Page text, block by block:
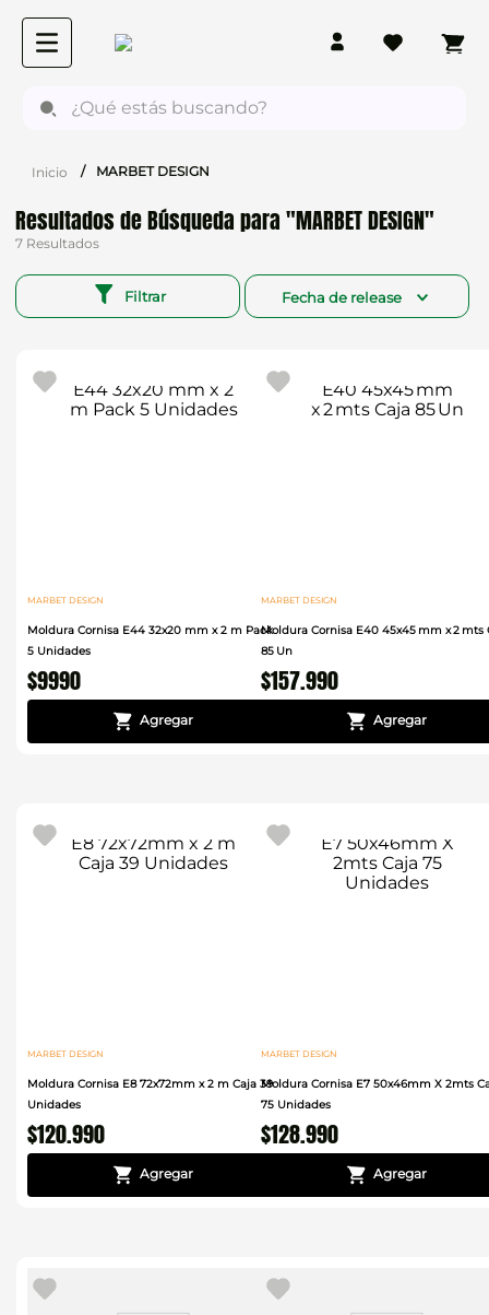
MARBET DESIGN
MARBET DESIGN
7
Filtrar Fecha de release
MARBET DESIGN
Moldura Cornisa E44 32x20 mm x 2 m Pack
5 Unidades
$9990
MARBET DESIGN
Moldura Cornisa E40 45x45 mm x 2 mts
85 Un
$157.990
MARBET DESIGN
Moldura Cornisa E8 72x72mm x 2 m Caja 39
Unidades
$120.990
MARBET DESIGN
Moldura Cornisa E7 50x46mm X 2mts
75 Unidades
$128.990